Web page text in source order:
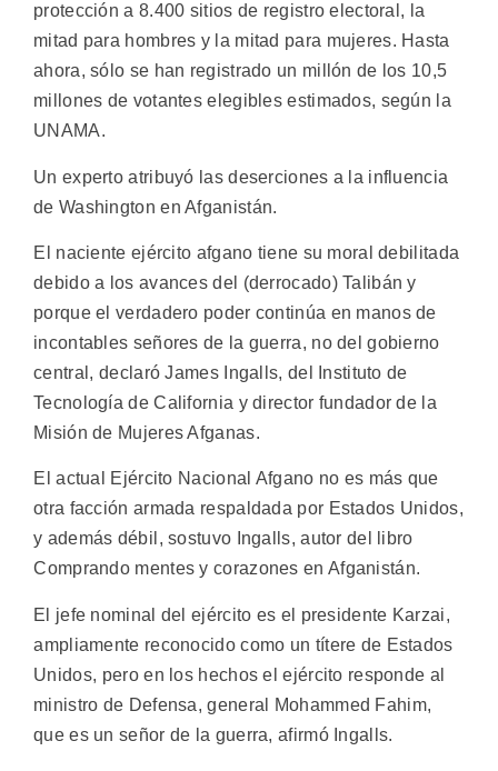
protección a 8.400 sitios de registro electoral, la
mitad para hombres y la mitad para mujeres. Hasta
ahora, sólo se han registrado un millón de los 10,5
millones de votantes elegibles estimados, según la
UNAMA.
Un experto atribuyó las deserciones a la influencia
de Washington en Afganistán.
El naciente ejército afgano tiene su moral debilitada
debido a los avances del (derrocado) Talibán y
porque el verdadero poder continúa en manos de
incontables señores de la guerra, no del gobierno
central, declaró James Ingalls, del Instituto de
Tecnología de California y director fundador de la
Misión de Mujeres Afganas.
El actual Ejército Nacional Afgano no es más que
otra facción armada respaldada por Estados Unidos,
y además débil, sostuvo Ingalls, autor del libro
Comprando mentes y corazones en Afganistán.
El jefe nominal del ejército es el presidente Karzai,
ampliamente reconocido como un títere de Estados
Unidos, pero en los hechos el ejército responde al
ministro de Defensa, general Mohammed Fahim,
que es un señor de la guerra, afirmó Ingalls.